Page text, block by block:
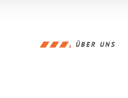
ÜBER UNS